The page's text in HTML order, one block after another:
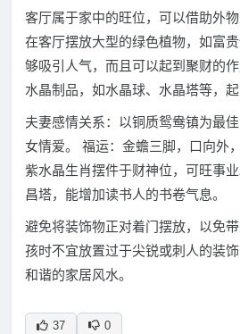
客厅属于家中的旺位，可以借助外
在客厅摆放大型的绿色植物，如富
够吸引人气，而且可以起到聚财的
水晶制品，如水晶球、水晶塔等，起
夫妻感情关系：以铜质鸳鸯镇为最
女情爱。 福运：金蟾三脚，口向外
紫水晶生肖摆件于财神位，可旺事
昌塔，能增加读书人的书卷气息。
避免将装饰物正对着门摆放，以免
孩时不宜放置过于尖锐或刺人的装
和谐的家居风水。
37 0